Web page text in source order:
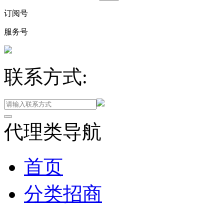
订阅号
服务号
联系方式:
代理类导航
首页
分类招商